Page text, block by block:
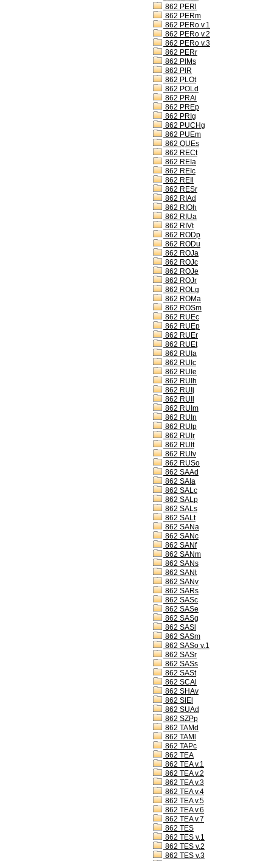
862 PERl
862 PERm
862 PERo v.1
862 PERo v.2
862 PERo v.3
862 PERr
862 PIMs
862 PIR
862 PLOt
862 POLd
862 PRAi
862 PREp
862 PRIg
862 PUCHg
862 PUEm
862 QUEs
862 RECt
862 REIa
862 REIc
862 REIl
862 RESr
862 RIAd
862 RIOh
862 RIUa
862 RIVt
862 RODp
862 RODu
862 ROJa
862 ROJc
862 ROJe
862 ROJr
862 ROLg
862 ROMa
862 ROSm
862 RUEc
862 RUEp
862 RUEr
862 RUEt
862 RUIa
862 RUIc
862 RUIe
862 RUIh
862 RUIj
862 RUIl
862 RUIm
862 RUIn
862 RUIp
862 RUIr
862 RUIt
862 RUIv
862 RUSo
862 SAAd
862 SAIa
862 SALc
862 SALp
862 SALs
862 SALt
862 SANa
862 SANc
862 SANf
862 SANm
862 SANs
862 SANt
862 SANv
862 SARs
862 SASc
862 SASe
862 SASg
862 SASl
862 SASm
862 SASo v.1
862 SASr
862 SASs
862 SASt
862 SCAl
862 SHAv
862 SIEl
862 SUAd
862 SZPp
862 TAMd
862 TAMl
862 TAPc
862 TEA
862 TEA v.1
862 TEA v.2
862 TEA v.3
862 TEA v.4
862 TEA v.5
862 TEA v.6
862 TEA v.7
862 TES
862 TES v.1
862 TES v.2
862 TES v.3